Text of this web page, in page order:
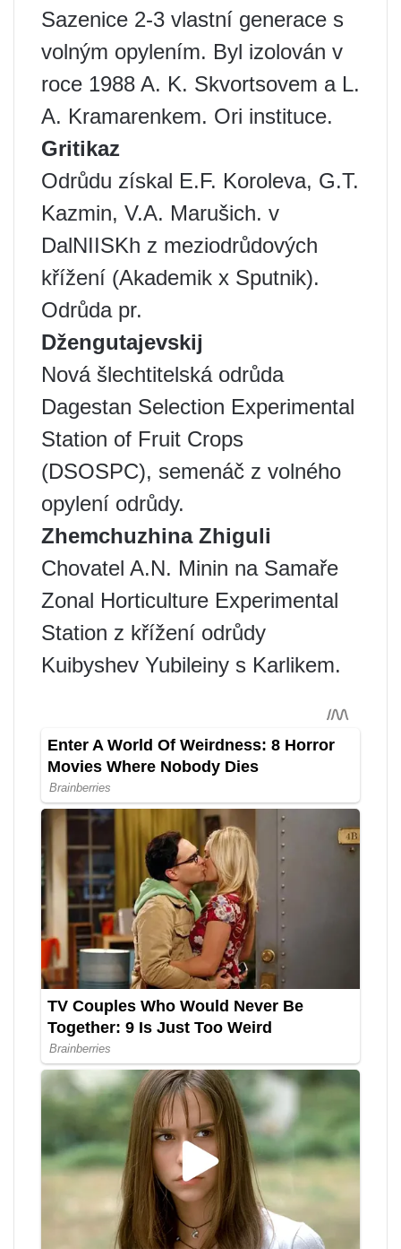
Sazenice 2-3 vlastní generace s
volným opylením. Byl izolován v
roce 1988 A. K. Skvortsovem a L.
A. Kramarenkem. Ori instituce.
Gritikaz
Odrůdu získal E.F. Koroleva, G.T.
Kazmin, V.A. Marušich. v
DalNIISKh z meziodrůdových
křížení (Akademik x Sputnik).
Odrůda pr.
Džengutajevskij
Nová šlechtitelská odrůda
Dagestan Selection Experimental
Station of Fruit Crops
(DSOSPC), semenáč z volného
opylení odrůdy.
Zhemchuzhina Zhiguli
Chovatel A.N. Minin na Samaře
Zonal Horticulture Experimental
Station z křížení odrůdy
Kuibyshev Yubileiny s Karlikem.